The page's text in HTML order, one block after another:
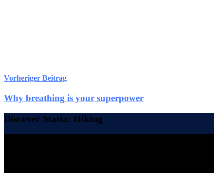
Vorheriger Beitrag
Why breathing is your superpower
Discover Statia: Hiking